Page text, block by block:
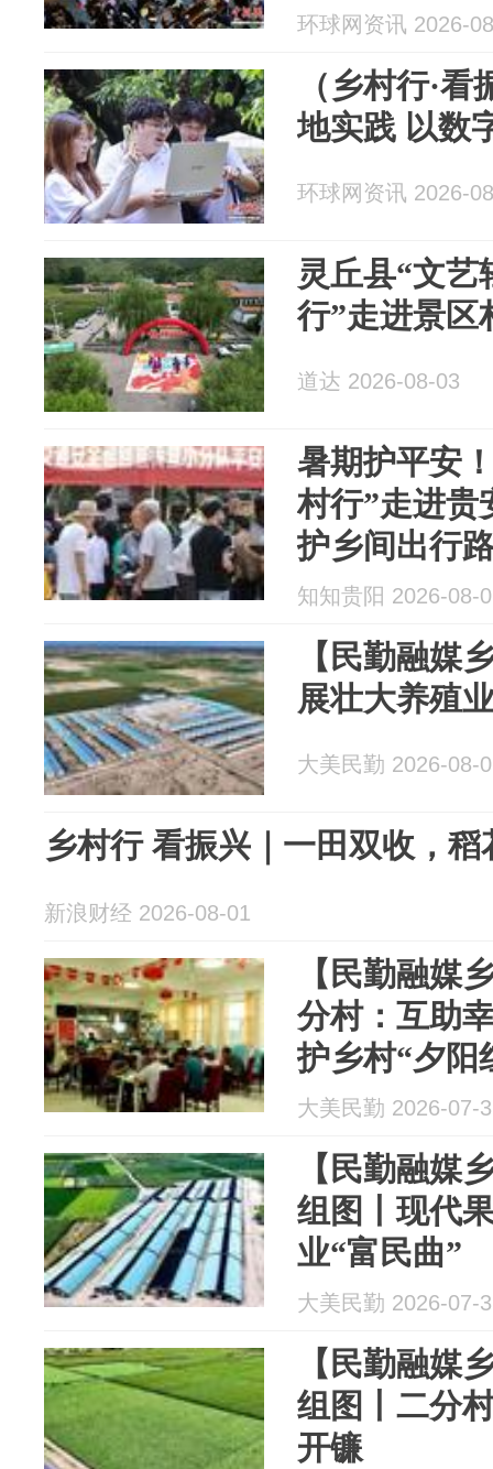
环球网资讯 2026-
（乡村行·
地实践 以数
环球网资讯 2026-
灵丘县“文艺
行”走进景区
道达 2026-08-03
暑期护平安
村行”走进贵
护乡间出行
知知贵阳 2026-08-
【民勤融媒
展壮大养殖
大美民勤 2026-08-
乡村行 看振兴｜一田双收，
新浪财经 2026-08-01
【民勤融媒
分村：互助
护乡村“夕阳
大美民勤 2026-07-
【民勤融媒
组图丨现代
业“富民曲”
大美民勤 2026-07-
【民勤融媒
组图丨二分
开镰